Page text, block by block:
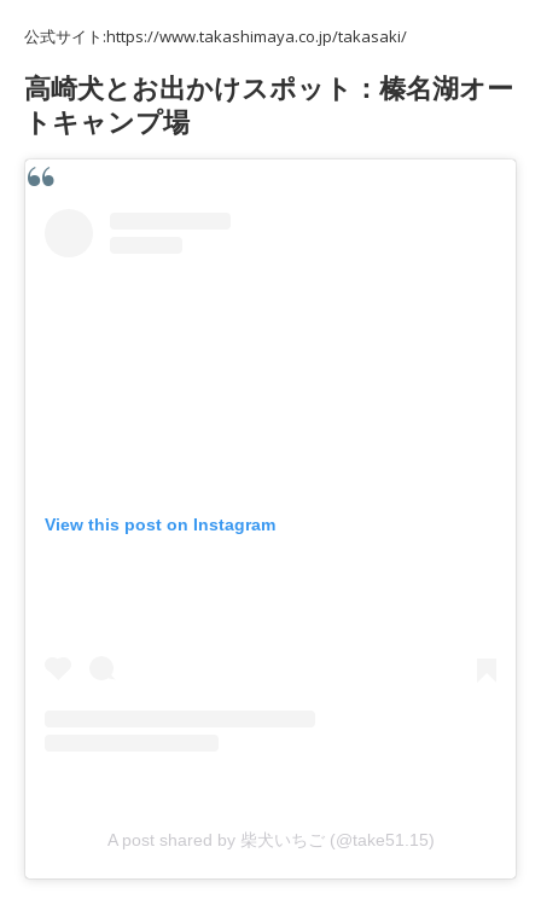
公式サイト:https://www.takashimaya.co.jp/takasaki/
高崎犬とお出かけスポット：榛名湖オー
トキャンプ場
View this post on Instagram
A post shared by 柴犬いちご (@take51.15)